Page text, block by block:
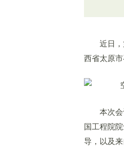
近日，第
西省太原
本次会议
国工程院
导，以及